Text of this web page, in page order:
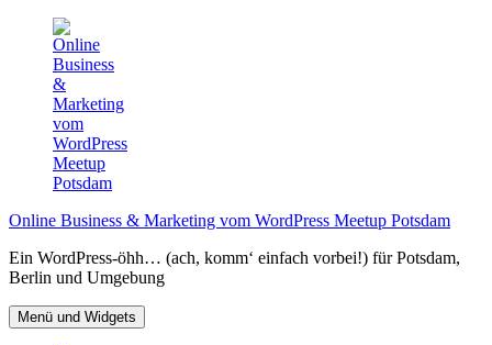
springen
Online Business & Marketing vom WordPress Meetup Potsdam
Ein WordPress-öhh… (ach, komm‘ einfach vorbei!) für Potsdam,
Berlin und Umgebung
Menü und Widgets